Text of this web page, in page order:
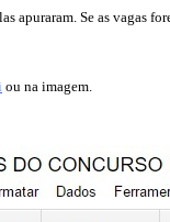
apuraram. Se as vagas
ou na imagem.